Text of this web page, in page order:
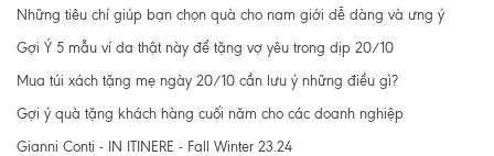
Những tiêu chí giúp bạn chọn quà cho nam giới dễ dàng và ưng ý
Gợi Ý 5 mẫu ví da thật này để tặng vợ yêu trong dịp 20/10
Mua túi xách tặng mẹ ngày 20/10 cần lưu ý những điều gì?
Gợi ý quà tặng khách hàng cuối năm cho các doanh nghiệp
Gianni Conti - IN ITINERE - Fall Winter 23.24